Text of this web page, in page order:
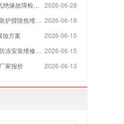
2026-06-28
障检修指南
2026-06-18
除焦维修厂家
2026-06-15
蚀方案
2026-06-15
装维修厂家
2026-06-13
家报价